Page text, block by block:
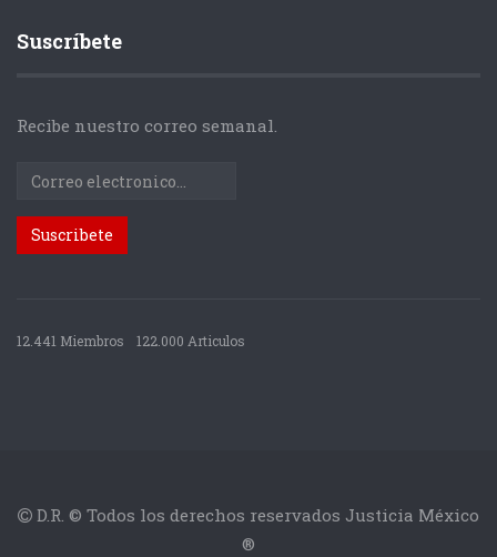
Suscríbete
Recibe nuestro correo semanal.
12.441 Miembros 122.000 Articulos
D.R. © Todos los derechos reservados Justicia México
®